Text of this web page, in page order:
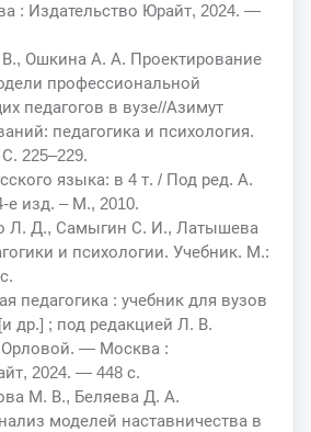
: Издательство Юрайт, 2024. —
Ошкина А. А. Проектирование
профессиональной
педагогов в вузе//Азимут
педагогика и психология.
225–229.
языка: в 4 т. / Под ред. А.
е изд. – М., 2010.
Л. Д., Самыгин С. И., Латышева
и психологии. Учебник. М.:
педагогика : учебник для вузов
др.] ; под редакцией Л. В.
Орловой. — Москва :
2024. — 448 с.
М. В., Беляева Д. А.
моделей наставничества в